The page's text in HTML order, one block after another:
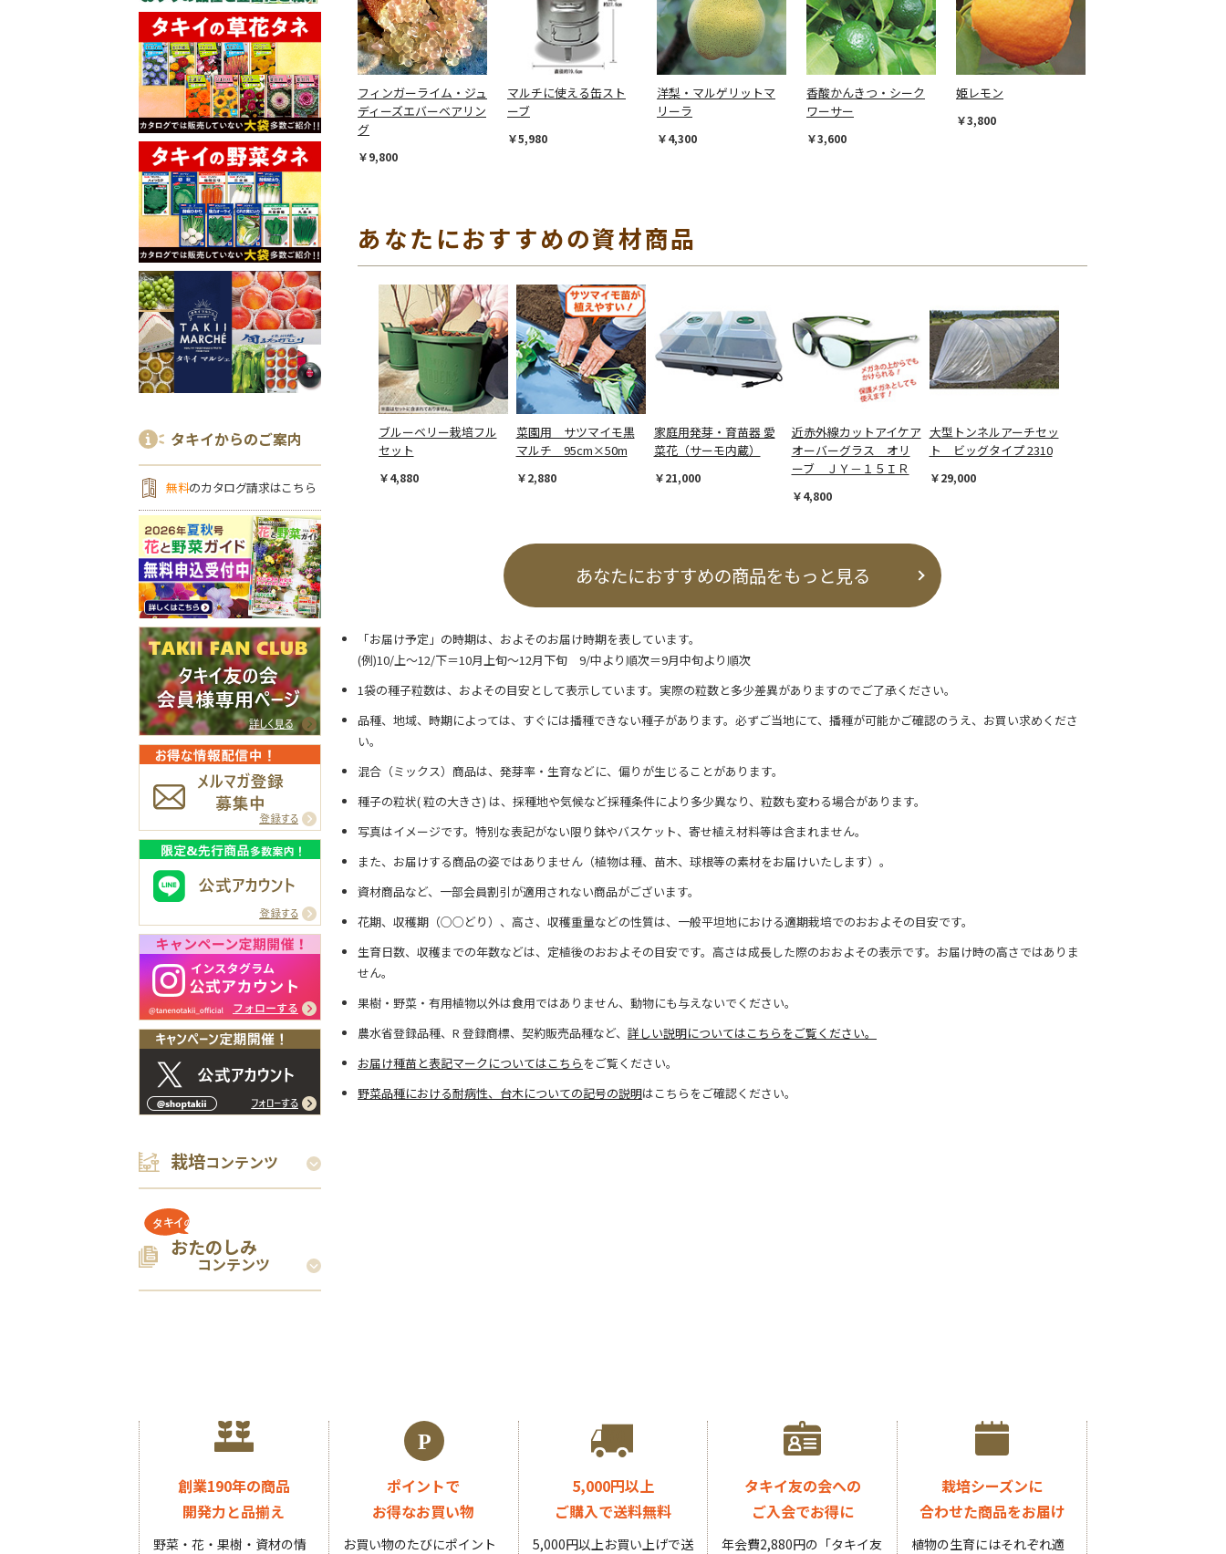
タキイからのご案内
無料のカタログ請求はこちら
栽培コンテンツ
おたのしみ
コンテンツ
フィンガーライム・ジュ
ディーズエバーベアリン
グ
￥9,800
マルチに使える缶スト
ーブ
￥5,980
洋梨・マルゲリットマ
リーラ
￥4,300
香酸かんきつ・シーク
ワーサー
￥3,600
姫レモン
￥3,800
あなたにおすすめの資材商品
ブルーベリー栽培フル
セット
￥4,880
菜園用 サツマイモ黒
マルチ 95cm×50m
￥2,880
家庭用発芽・育苗器 愛
菜花（サーモ内蔵）
￥21,000
近赤外線カットアイケア
オーバーグラス オリ
ーブ ＪＹ－１５ＩＲ
￥4,800
大型トンネルアーチセッ
ト ビッグタイプ 2310
￥29,000
あなたにおすすめの商品をもっと見る
「お届け予定」の時期は、およそのお届け時期を表しています。
(例)10/上～12/下＝10月上旬～12月下旬 9/中より順次＝9月中旬より順次
1袋の種子粒数は、およその目安として表示しています。実際の粒数と多少差異がありますのでご了承ください。
品種、地域、時期によっては、すぐには播種できない種子があります。必ずご当地にて、播種が可能かご確認のうえ、お買い求めくださ
い。
混合（ミックス）商品は、発芽率・生育などに、偏りが生じることがあります。
種子の粒状( 粒の大きさ) は、採種地や気候など採種条件により多少異なり、粒数も変わる場合があります。
写真はイメージです。特別な表記がない限り鉢やバスケット、寄せ植え材料等は含まれません。
また、お届けする商品の姿ではありません（植物は種、苗木、球根等の素材をお届けいたします）。
資材商品など、一部会員割引が適用されない商品がございます。
花期、収穫期（○○どり）、高さ、収穫重量などの性質は、一般平坦地における適期栽培でのおおよその目安です。
生育日数、収穫までの年数などは、定植後のおおよその目安です。高さは成長した際のおおよその表示です。お届け時の高さではありま
せん。
果樹・野菜・有用植物以外は食用ではありません、動物にも与えないでください。
農水省登録品種、R 登録商標、契約販売品種など、 詳しい説明についてはこちらをご覧ください。
お届け種苗と表記マークについてはこちら をご覧ください。
野菜品種における耐病性、台木についての記号の説明はこちらをご確認ください。
創業190年の商品
開発力と品揃え
野菜・花・果樹・資材の情
ポイントで
お得なお買い物
お買い物のたびにポイント
5,000円以上
ご購入で送料無料
5,000円以上お買い上げで送
タキイ友の会への
ご入会でお得に
年会費2,880円の「タキイ友
栽培シーズンに
合わせた商品をお届け
植物の生育にはそれぞれ適